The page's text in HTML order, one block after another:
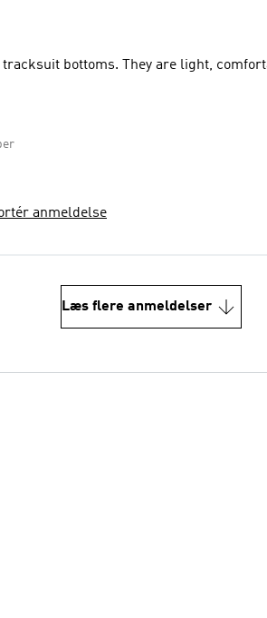
tracksuit bottoms. They are light,
anmeldelse
Læs flere anmeldelser